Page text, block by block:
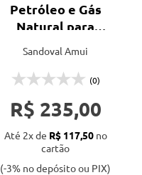
Petróleo e Gás
Natural para
Executivos
Sandoval Amui
(0)
R$ 235,00
Até 2x de R$ 117,50no
cartão
(-3% no depósito ou PIX)